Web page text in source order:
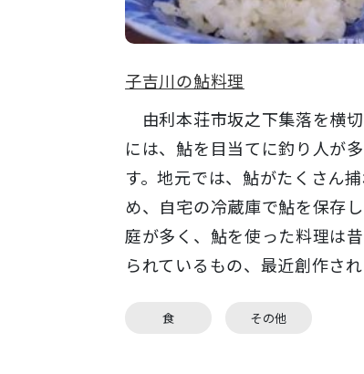
子吉川の鮎料理
由利本荘市坂之下集落を横
には、鮎を目当てに釣り人が
す。地元では、鮎がたくさん
め、自宅の冷蔵庫で鮎を保存
庭が多く、鮎を使った料理は
られているもの、最近創作さ
食 その他